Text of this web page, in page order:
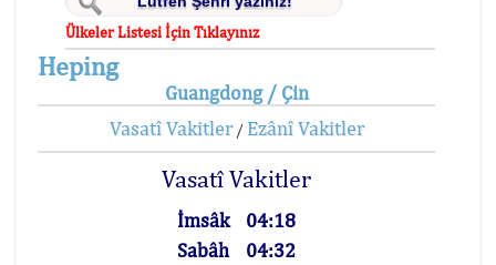
Ülkeler Listesi İçin Tıklayınız
Heping
Guangdong / Çin
Vasatî Vakitler/ Ezânî Vakitler
Vasatî Vakitler
İmsâk
04:18
Sabâh
04:32